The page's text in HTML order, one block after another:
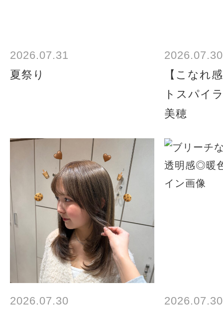
2026.07.31
夏祭り
2026.07.30
【こなれ
トスパイ
美穂
2026.07.30
2026.07.30